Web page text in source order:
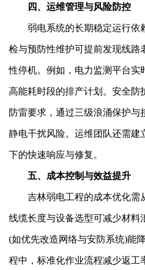
四、运维管理与风险防控
弱电系统的长期稳定运行依
检与预防性维护可提前发现线路
性停机。例如，电力监测平台实
高能耗时段的排产计划。安全防
防雷要求，通过三级浪涌保护
静电干扰风险。运维团队还需建
下的快速响应与修复。
五、成本控制与效益提升
吉林弱电工程的成本优化需
线缆长度与设备选型可减少材料
(如优先改造网络与安防系统)能
程中，标准化作业流程减少返工